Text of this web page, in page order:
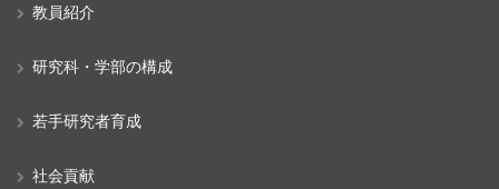
教員紹介
研究科・学部の構成
若手研究者育成
社会貢献